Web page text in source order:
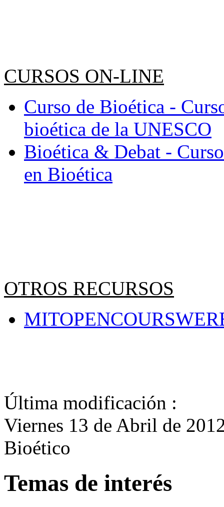
CURSOS ON-LINE
Curso de Bioética -
bioética de la UNESCO
Bioética & Debat -
en Bioética
OTROS RECURSOS
Última modificación :
Viernes 13 de Abril de
Bioético
Temas de interés